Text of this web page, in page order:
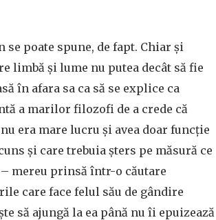
poate spune, de fapt. Chiar și
limbă și lume nu putea decât să fie
în afara sa ca să se explice ca
a marilor filozofi de a crede că
era mare lucru și avea doar funcție
și care trebuia șters pe măsură ce
mereu prinsă într-o căutare
care face felul său de gândire
să ajungă la ea până nu îi epuizează